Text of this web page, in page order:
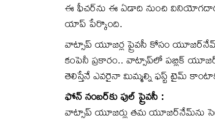
ఈ ఫీచర్‌ను ఈ ఏడాది నుంచి
యాప్ పేర్కొంది.
వాట్సాప్ యూజర్ల ప్రైవసీ కోసం యూజర్‌నేమ్
కంపెనీ ప్రకారం.. వాట్సాప్‌లో పబ్లిక్
తెలిస్తేనే ఎవరైనా మిమ్మల్ని ఫస్ట్ టైమ్
ఫోన్ నంబర్‌కు ఫుల్ ప్రైవసీ :
వాట్సాప్ యూజర్లు తమ యూజర్‌నేమ్‌ను